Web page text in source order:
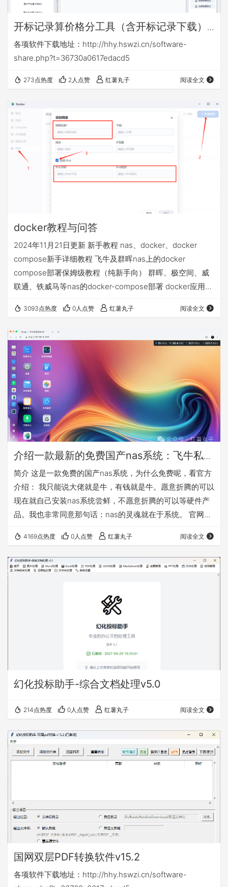
开标记录算价格分工具（含开标记录下载）
v16.6
各项软件下载地址：http://hhy.hswzi.cn/software-
share.php?t=36730a0617edacd5
273点热度 2人点赞 红薯丸子 阅读全文
docker教程与问答
2024年11月21日更新 新手教程 nas、docker、docker
compose新手详细教程 飞牛及群晖nas上的docker
compose部署保姆级教程（纯新手向） 群晖、极空间、威
联通、铁威马等nas的docker-compose部署 docker应用
docker拉取不了 配置使用镜像源 不定期更新的docker镜像
异地访问的4种方案，哪个适合我 飞牛nas的4种远程访问
方…
3093点热度 0人点赞 红薯丸子 阅读全文
介绍一款最新的免费国产nas系统：飞牛私有
云fnOS
简介 这是一款免费的国产nas系统，为什么免费呢，看官方
介绍： 我只能说大佬就是牛，有钱就是牛。愿意折腾的可以
现在就自己安装nas系统尝鲜，不愿意折腾的可以等硬件产
品。我也非常同意那句话：nas的灵魂就在于系统。 官网：
https://help.fnnas.com/articles/fnosV1/start/install-
os.md 先对这款nas系统做个简单介绍，因为公测版本是
0.8.11，所以是会慢慢完善的，需要使用的必须备份好自己
4169点热度 0人点赞 红薯丸子 阅读全文
幻化投标助手-综合文档处理v5.0
214点热度 0人点赞 红薯丸子 阅读全文
国网双层PDF转换软件v15.2
各项软件下载地址：http://hhy.hswzi.cn/software-